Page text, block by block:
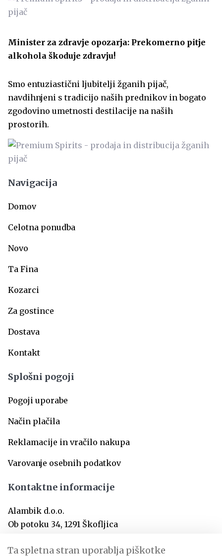
Minister za zdravje opozarja: Prekomerno pitje
alkohola škoduje zdravju!
Smo entuziastični ljubitelji žganih pijač,
navdihnjeni s tradicijo naših prednikov in bogato
zgodovino umetnosti destilacije na naših
prostorih.
Navigacija
Domov
Celotna ponudba
Novo
Ta Fina
Kozarci
Za gostince
Dostava
Kontakt
Splošni pogoji
Pogoji uporabe
Način plačila
Reklamacije in vračilo nakupa
Varovanje osebnih podatkov
Kontaktne informacije
Alambik d.o.o.
Ob potoku 34, 1291 Škofljica
Ta spletna stran uporablja piškotke